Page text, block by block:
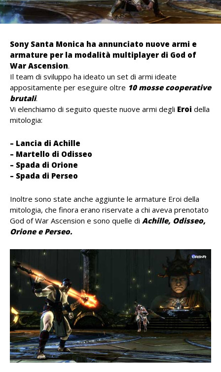
Sony Santa Monica ha annunciato nuove armi e
armature per la modalità multiplayer di God of
War Ascension.
Il team di sviluppo ha ideato un set di armi ideate
appositamente per eseguire oltre 10 mosse cooperative
brutali.
Vi elenchiamo di seguito queste nuove armi degli Eroi della
mitologia:
– Lancia di Achille
– Martello di Odisseo
– Spada di Orione
– Spada di Perseo
Inoltre sono state anche aggiunte le armature Eroi della
mitologia, che finora erano riservate a chi aveva prenotato
God of War Ascension e sono quelle di Achille, Odisseo,
Orione e Perseo.